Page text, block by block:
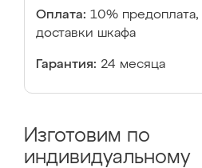
Оплата: 10%
доставки шкафа
Гарантия: 24 месяца
Изготовим по
индивидуальному